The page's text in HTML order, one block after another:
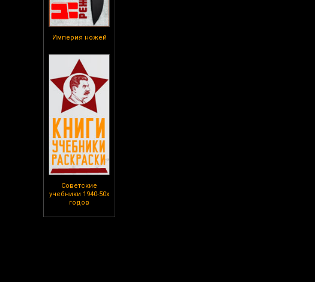
Империя ножей
Советские
учебники 1940-50х
годов